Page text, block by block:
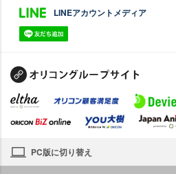
LINEアカウントメディア
PC版に切り替え